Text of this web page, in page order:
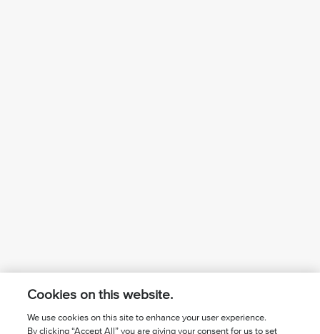
Cookies on this website.
We use cookies on this site to enhance your user experience.
By clicking “Accept All” you are giving your consent for us to set